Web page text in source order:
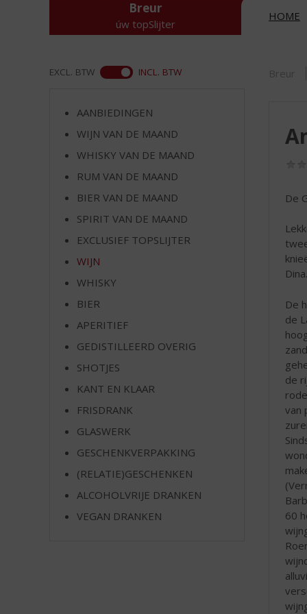
Breur
úw topSlijter
HOME
Breur
De
Dina.
De
de
de
van
60
EXCL. BTW INCL. BTW
AANBIEDINGEN
WIJN VAN DE MAAND
WHISKY VAN DE MAAND
RUM VAN DE MAAND
BIER VAN DE MAAND
SPIRIT VAN DE MAAND
EXCLUSIEF TOPSLIJTER
WIJN
WHISKY
BIER
APERITIEF
GEDISTILLEERD OVERIG
SHOTJES
KANT EN KLAAR
FRISDRANK
GLASWERK
GESCHENKVERPAKKING
(RELATIE)GESCHENKEN
ALCOHOLVRIJE DRANKEN
VEGAN DRANKEN